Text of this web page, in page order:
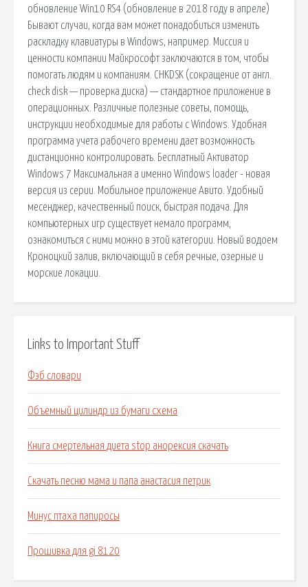
обновление Win10 RS4 (обновление в 2018 году в апреле)
Бывают случаи, когда вам может понадобиться изменить
раскладку клавиатуры в Windows, например. Миссия и
ценности компании Майкрософт заключаются в том, чтобы
помогать людям и компаниям. CHKDSK (сокращение от англ.
check disk — проверка диска) — стандартное приложение в
операционных. Различные полезные советы, помощь,
инструкции необходимые для работы с Windows. Удобная
программа учета рабочего времени дает возможность
дистанционно контролировать. Бесплатный Активатор
Windows 7 Максимальная а именно Windows loader - новая
версия из серии. Мобильное приложение Авито. Удобный
месенджер, качественный поиск, быстрая подача. Для
компьютерных игр существует немало программ,
ознакомиться с ними можно в этой категории. Новый водоем
Кроноцкий залив, включающий в себя речные, озерные и
морские локации.
Links to Important Stuff
Фэб словари
Объемный цилиндр из бумаги схема
Книга смертельная диета stop анорексия скачать
Скачать песню мама и папа анастасия петрик
Минус птаха папиросы
Прошивка для gi 8120